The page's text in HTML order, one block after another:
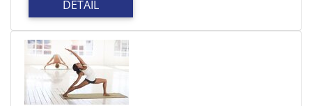
DETAIL